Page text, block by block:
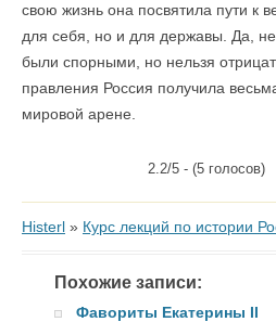
свою жизнь она посвятила пути к
для себя, но и для державы. Да,
были спорными, но нельзя
правления Россия получила
мировой арене.
2.2/5 - (5 голосов)
Histerl » Курс лекций по истории
Похожие записи:
Фавориты Екатерины II